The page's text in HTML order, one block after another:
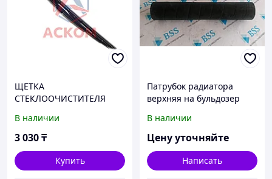
ЩЕТКА
СТЕКЛООЧИСТИТЕЛЯ
В наличии
3 030₸
Купить
Патрубок радиатора
верхняя на бульдозер
В наличии
Цену уточняйте
Написать